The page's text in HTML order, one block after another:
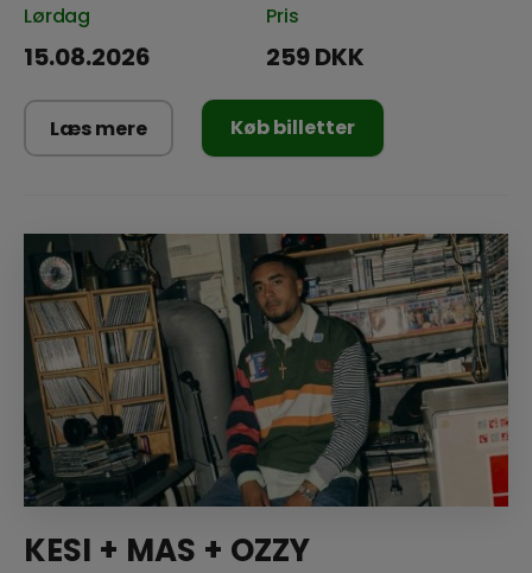
Lørdag
15.08.2026
Pris
259 DKK
Læs mere Køb billetter
KESI + MAS + OZZY